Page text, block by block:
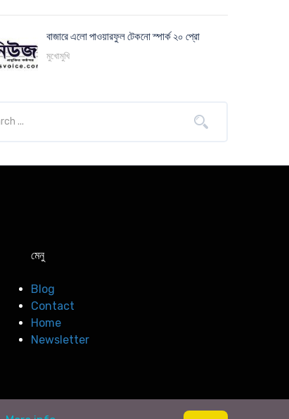
বাজারে এলো পাওয়ারফুল টেকনো স্পার্ক ২০ প্রো
মুখোমুখি
মেনু
Blog
Contact
Home
Newsletter